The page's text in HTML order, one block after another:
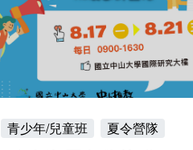
青少年/兒童班 夏令營隊